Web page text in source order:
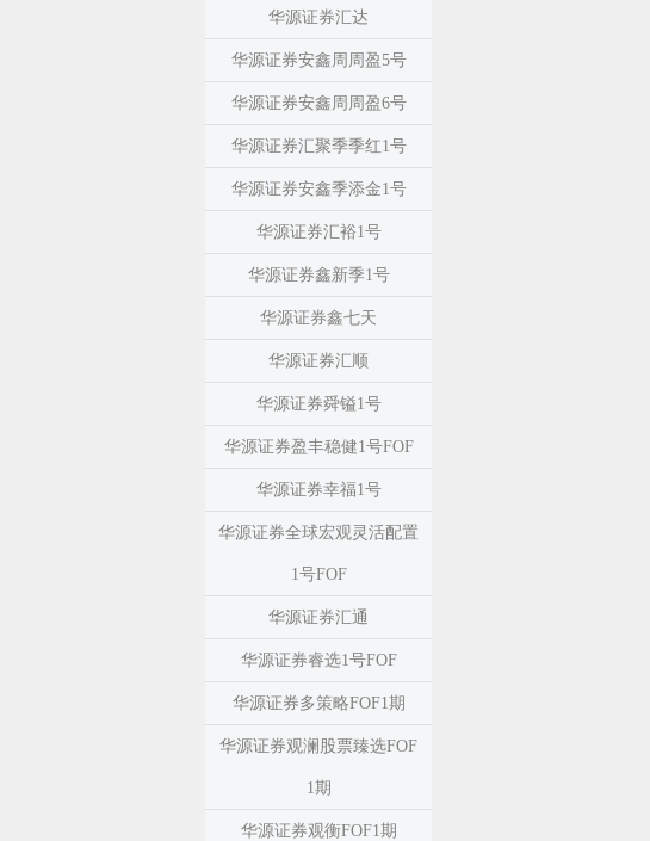
华源证券汇达
华源证券安鑫周周盈5号
华源证券安鑫周周盈6号
华源证券汇聚季季红1号
华源证券安鑫季添金1号
华源证券汇裕1号
华源证券鑫新季1号
华源证券鑫七天
华源证券汇顺
华源证券舜镒1号
华源证券盈丰稳健1号FOF
华源证券幸福1号
华源证券全球宏观灵活配置
1号FOF
华源证券汇通
华源证券睿选1号FOF
华源证券多策略FOF1期
华源证券观澜股票臻选FOF
1期
华源证券观衡FOF1期